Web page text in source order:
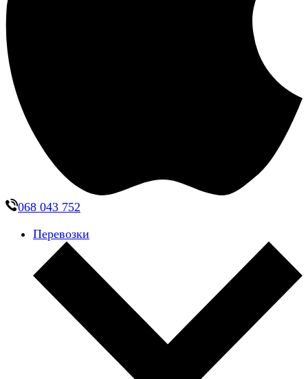
068 043 752
Перевозки